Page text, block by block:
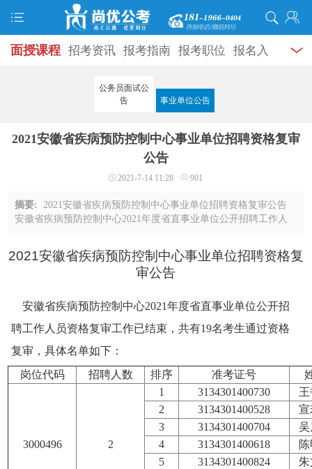
面授课程 招考资讯 报考指南 报考职位 报名入
成绩查询 面试公告
模拟试题 历年真题
政热点 视频课堂 学员风采 名师团队 考试专题
公务员面试公
告
事业单位公告
2021安徽省疾病预防控制中心事业单位招聘资格复审
公告
2021-7-14 11:28 901
摘要:2021安徽省疾病预防控制中心事业单位招聘资格复审公告
安徽省疾病预防控制中心2021年度省直事业单位公开招聘工作人
如下：岗位代码招聘人数排序准考证号姓 ...
2021安徽省疾病预防控制中心事业单位招聘资格复
审公告
安徽省疾病预防控制中心2021年度省直事业单位公开招
聘工作人员资格复审工作已结束，共有19名考生通过资格
复审，具体名单如下：
岗位代码
招聘人数 排序 准考证号
3000496 2
1 3134301400730
2
3134301400528
宣
3
3134301400704
吴
4
3134301400618
5
3134301400824
朱